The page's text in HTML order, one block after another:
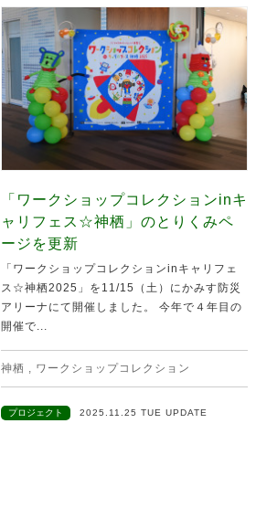
「ワークショップコレクションinキ
ャリフェス☆神栖」のとりくみペ
ージを更新
「ワークショップコレクションinキャリフェ
ス☆神栖2025」を11/15（土）にかみす防災
アリーナにて開催しました。 今年で４年目の
開催で...
神栖 , ワークショップコレクション
プロジェクト 2025.11.25 TUE UPDATE